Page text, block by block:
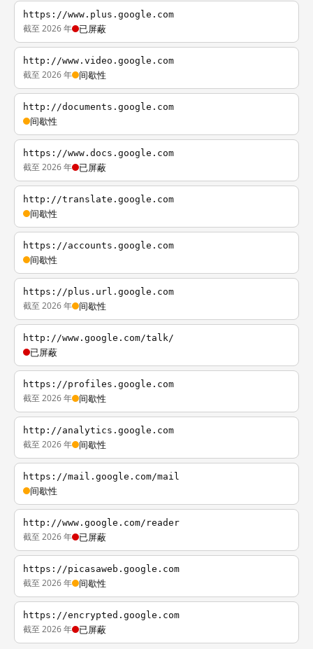
https://www.plus.google.com
截至 2026 年 已屏蔽
http://www.video.google.com
截至 2026 年 间歇性
http://documents.google.com
间歇性
https://www.docs.google.com
截至 2026 年 已屏蔽
http://translate.google.com
间歇性
https://accounts.google.com
间歇性
https://plus.url.google.com
截至 2026 年 间歇性
http://www.google.com/talk/
已屏蔽
https://profiles.google.com
截至 2026 年 间歇性
http://analytics.google.com
截至 2026 年 间歇性
https://mail.google.com/mail
间歇性
http://www.google.com/reader
截至 2026 年 已屏蔽
https://picasaweb.google.com
截至 2026 年 间歇性
https://encrypted.google.com
截至 2026 年 已屏蔽